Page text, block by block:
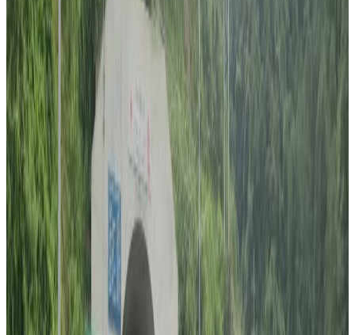
तमु समाज सिड्नीको अध्यक्षमा सर्वसम्मतले निर्वाचित भएपछि नेपाल ट्युबसंग
कुरा गर्दै दिनेश गुरुङले अग्रज र नयाँ दुबै तप्काका गुरुङहरुलाई एउटै शुत्रमा
बाधेर अघि बढाउने बाचा गर्नु भयो । ‘यत्रो पुरानो र गर्विलो इतिहास बोकेको
संस्थाको जिम्मेवारी आफ्नो काँधमा आउदा खुसी नलाग्ने कुरै भएन’- अध्यक्ष
गुरुङले भने -‘यो जिम्मेवारीलाई पुरा गर्न दिनरात एक गरी काम गर्नेछु ।’
चुनौति र अवसर
सन् १९९६ मा गठन भएको तमु समाज सिड्नी अष्ट्रेलियाको सबैभन्दा पुरानो
संस्था मध्येको एक हो । न्यु साउथ वेल्स राज्यमा मात्रै हाल ९६ वटा सामाजिक
संघसंस्था दर्ता भएको तथ्याकं छ । यत्ति धेरै सामाजिक संस्थाको भीडमा तमु
समाजलाई शसक्त उभ्याउनु यो कार्यसमितिको सबैभन्दा ठुलो चुनौती हुनेछ ।
तमु समाज सिड्नीले सामुदायिक भवन निर्माण गर्ने छलफल चलाएको वर्षौ